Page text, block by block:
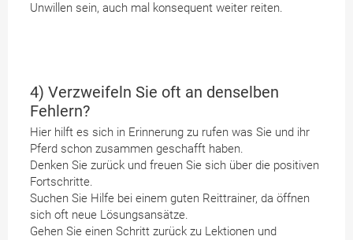
Unwillen sein, auch mal konsequent weiter reiten.
4) Verzweifeln Sie oft an denselben
Fehlern?
Hier hilft es sich in Erinnerung zu rufen was Sie und ihr
Pferd schon zusammen geschafft haben.
Denken Sie zurück und freuen Sie sich über die positiven
Fortschritte.
Suchen Sie Hilfe bei einem guten Reittrainer, da öffnen
sich oft neue Lösungsansätze.
Gehen Sie einen Schritt zurück zu Lektionen und